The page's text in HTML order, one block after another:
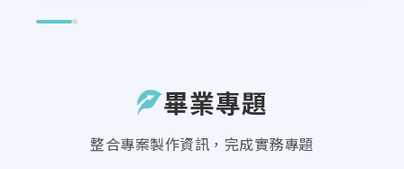
畢業專題
整合專案製作資訊，完成實務專題